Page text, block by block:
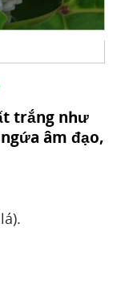
trắng như
âm đạo,